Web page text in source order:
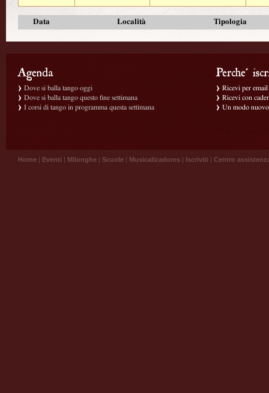
Data Località Tipologia
Dove si balla tango oggi
Dove si balla tango questo fine settimana
I corsi di tango in programma questa settimana
Ricevi per
Ricevi con
Un modo
Home | Eventi | Milonghe | Scuole | Musicalizadores | Iscriviti | Centro